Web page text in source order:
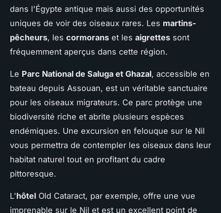
dans l'Égypte antique mais aussi des opportunités
uniques de voir des oiseaux rares. Les martins-
pêcheurs, les cormorans et les aigrettes sont
fréquemment aperçus dans cette région.
Le Parc National de Saluga et Ghazal, accessible en
bateau depuis Assouan, est un véritable sanctuaire
pour les oiseaux migrateurs. Ce parc protège une
biodiversité riche et abrite plusieurs espèces
endémiques. Une excursion en felouque sur le Nil
vous permettra de contempler les oiseaux dans leur
habitat naturel tout en profitant du cadre
pittoresque.
L'hôtel Old Cataract, par exemple, offre une vue
imprenable sur le Nil et est un excellent point de